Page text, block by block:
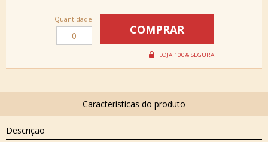
Quantidade:
Descrição